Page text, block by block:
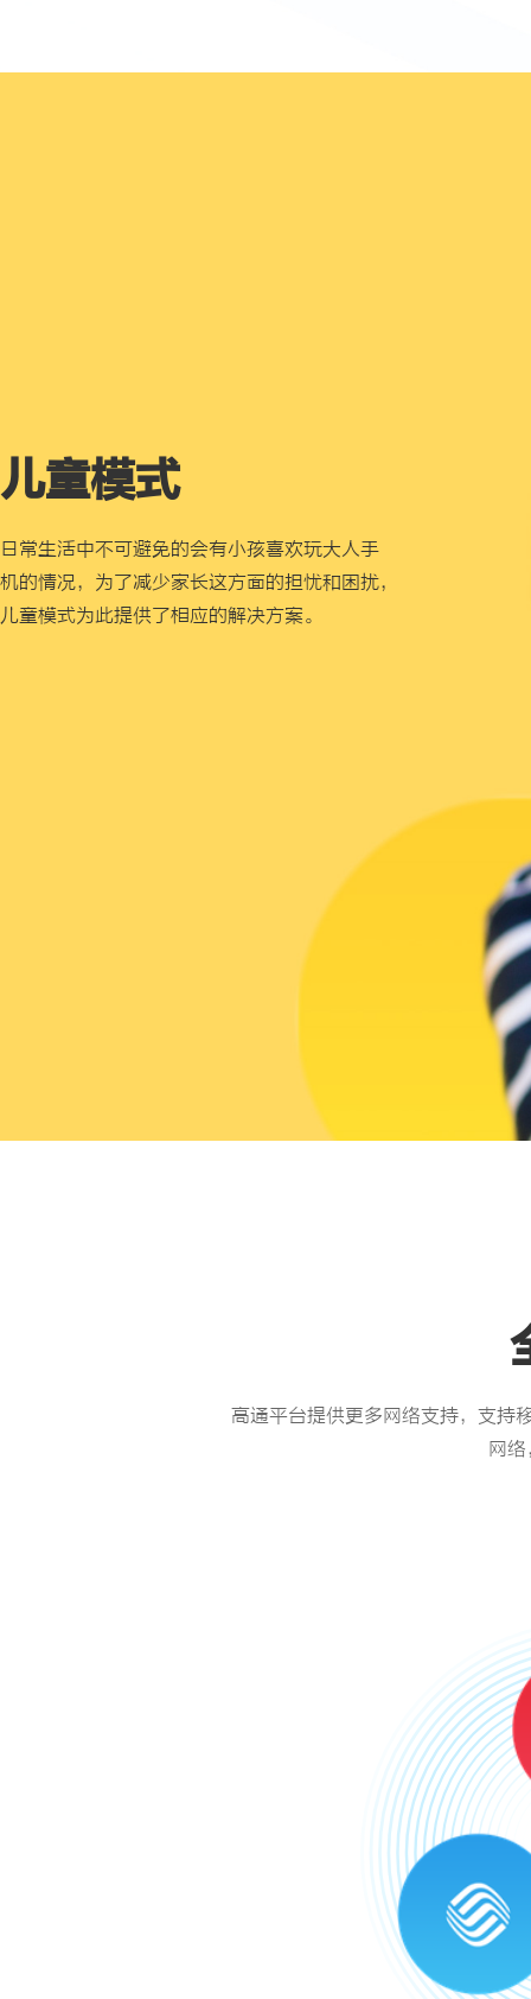
儿童模式
日常生活中不可避免的会有小孩喜欢玩大人手
机的情况，为了减少家长这方面的担忧和困扰，
儿童模式为此提供了相应的解决方案。
高通平台提供更多网络支持，支持
网